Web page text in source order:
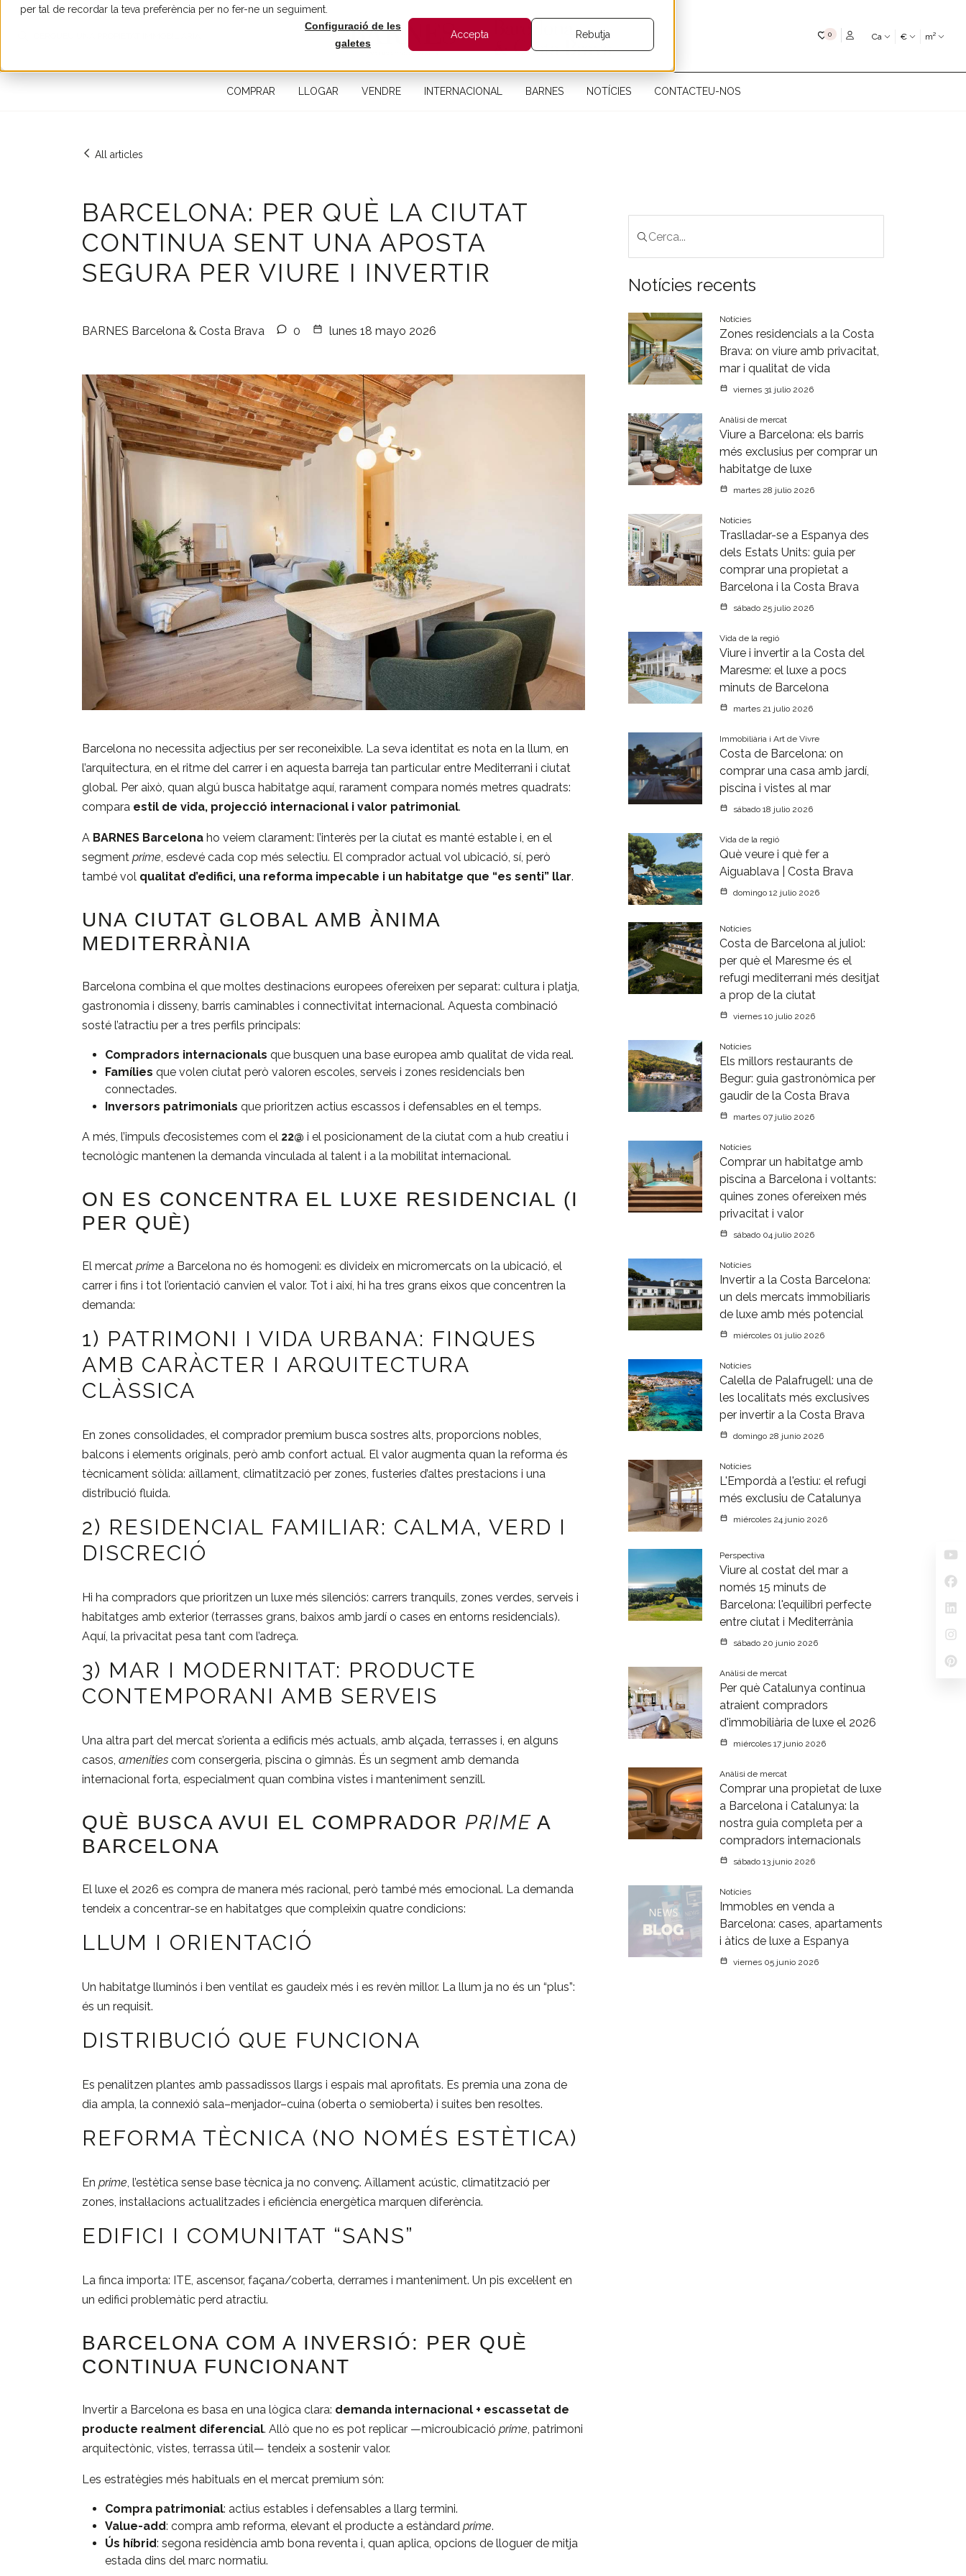
per tal de recordar la teva preferència per no fer-ne un seguiment.
Configuració de les
galetes
Accepta Rebutja 0My favouritesCa € m²
COMPRAR LLOGAR VENDRE INTERNACIONAL BARNES NOTÍCIES CONTACTEU-NOS
All articles
BARCELONA: PER QUÈ LA CIUTAT
CONTINUA SENT UNA APOSTA
SEGURA PER VIURE I INVERTIR
BARNES Barcelona & Costa Brava 0 lunes 18 mayo 2026
Barcelona no necessita adjectius per ser reconeixible. La seva identitat es nota en la llum, en
l’arquitectura, en el ritme del carrer i en aquesta barreja tan particular entre Mediterrani i ciutat
global. Per això, quan algú busca habitatge aquí, rarament compara només metres quadrats:
compara estil de vida, projecció internacional i valor patrimonial.
A BARNES Barcelona ho veiem clarament: l’interès per la ciutat es manté estable i, en el
segment prime, esdevé cada cop més selectiu. El comprador actual vol ubicació, sí, però
també vol qualitat d’edifici, una reforma impecable i un habitatge que “es senti” llar.
UNA CIUTAT GLOBAL AMB ÀNIMA
MEDITERRÀNIA
Barcelona combina el que moltes destinacions europees ofereixen per separat: cultura i platja,
gastronomia i disseny, barris caminables i connectivitat internacional. Aquesta combinació
sosté l’atractiu per a tres perfils principals:
Compradors internacionals que busquen una base europea amb qualitat de vida real.
Famílies que volen ciutat però valoren escoles, serveis i zones residencials ben
connectades.
Inversors patrimonials que prioritzen actius escassos i defensables en el temps.
A més, l’impuls d’ecosistemes com el 22@ i el posicionament de la ciutat com a hub creatiu i
tecnològic mantenen la demanda vinculada al talent i a la mobilitat internacional.
ON ES CONCENTRA EL LUXE RESIDENCIAL (I
PER QUÈ)
El mercat prime a Barcelona no és homogeni: es divideix en micromercats on la ubicació, el
carrer i fins i tot l’orientació canvien el valor. Tot i així, hi ha tres grans eixos que concentren la
demanda:
1) PATRIMONI I VIDA URBANA: FINQUES
AMB CARÀCTER I ARQUITECTURA
CLÀSSICA
En zones consolidades, el comprador premium busca sostres alts, proporcions nobles,
balcons i elements originals, però amb confort actual. El valor augmenta quan la reforma és
tècnicament sòlida: aïllament, climatització per zones, fusteries d’altes prestacions i una
distribució fluida.
2) RESIDENCIAL FAMILIAR: CALMA, VERD I
DISCRECIÓ
Hi ha compradors que prioritzen un luxe més silenciós: carrers tranquils, zones verdes, serveis i
habitatges amb exterior (terrasses grans, baixos amb jardí o cases en entorns residencials).
Aquí, la privacitat pesa tant com l’adreça.
3) MAR I MODERNITAT: PRODUCTE
CONTEMPORANI AMB SERVEIS
Una altra part del mercat s’orienta a edificis més actuals, amb alçada, terrasses i, en alguns
casos, amenities com consergeria, piscina o gimnàs. És un segment amb demanda
internacional forta, especialment quan combina vistes i manteniment senzill.
QUÈ BUSCA AVUI EL COMPRADOR PRIME A
BARCELONA
El luxe el 2026 es compra de manera més racional, però també més emocional. La demanda
tendeix a concentrar-se en habitatges que compleixin quatre condicions:
LLUM I ORIENTACIÓ
Un habitatge lluminós i ben ventilat es gaudeix més i es revèn millor. La llum ja no és un “plus”:
és un requisit.
DISTRIBUCIÓ QUE FUNCIONA
Es penalitzen plantes amb passadissos llargs i espais mal aprofitats. Es premia una zona de
dia ampla, la connexió sala–menjador–cuina (oberta o semioberta) i suites ben resoltes.
REFORMA TÈCNICA (NO NOMÉS ESTÈTICA)
En prime, l’estètica sense base tècnica ja no convenç. Aïllament acústic, climatització per
zones, instal·lacions actualitzades i eficiència energètica marquen diferència.
EDIFICI I COMUNITAT “SANS”
La finca importa: ITE, ascensor, façana/coberta, derrames i manteniment. Un pis excel·lent en
un edifici problemàtic perd atractiu.
BARCELONA COM A INVERSIÓ: PER QUÈ
CONTINUA FUNCIONANT
Invertir a Barcelona es basa en una lògica clara: demanda internacional + escassetat de
producte realment diferencial. Allò que no es pot replicar —microubicació prime, patrimoni
arquitectònic, vistes, terrassa útil— tendeix a sostenir valor.
Les estratègies més habituals en el mercat premium són:
Compra patrimonial: actius estables i defensables a llarg termini.
Value-add: compra amb reforma, elevant el producte a estàndard prime.
Ús híbrid: segona residència amb bona reventa i, quan aplica, opcions de lloguer de mitja
estada dins del marc normatiu.
Notícies recents
Notícies
Zones residencials a la Costa
Brava: on viure amb privacitat,
mar i qualitat de vida
viernes 31 julio 2026
Anàlisi de mercat
Viure a Barcelona: els barris
més exclusius per comprar un
habitatge de luxe
martes 28 julio 2026
Notícies
Traslladar-se a Espanya des
dels Estats Units: guia per
comprar una propietat a
Barcelona i la Costa Brava
sábado 25 julio 2026
Vida de la regió
Viure i invertir a la Costa del
Maresme: el luxe a pocs
minuts de Barcelona
martes 21 julio 2026
Immobiliària i Art de Vivre
Costa de Barcelona: on
comprar una casa amb jardí,
piscina i vistes al mar
sábado 18 julio 2026
Vida de la regió
Què veure i què fer a
Aiguablava | Costa Brava
domingo 12 julio 2026
Notícies
Costa de Barcelona al juliol:
per què el Maresme és el
refugi mediterrani més desitjat
a prop de la ciutat
viernes 10 julio 2026
Notícies
Els millors restaurants de
Begur: guia gastronòmica per
gaudir de la Costa Brava
martes 07 julio 2026
Notícies
Comprar un habitatge amb
piscina a Barcelona i voltants:
quines zones ofereixen més
privacitat i valor
sábado 04 julio 2026
Notícies
Invertir a la Costa Barcelona:
un dels mercats immobiliaris
de luxe amb més potencial
miércoles 01 julio 2026
Notícies
Calella de Palafrugell: una de
les localitats més exclusives
per invertir a la Costa Brava
domingo 28 junio 2026
Notícies
L'Empordà a l'estiu: el refugi
més exclusiu de Catalunya
miércoles 24 junio 2026
Perspectiva
Viure al costat del mar a
només 15 minuts de
Barcelona: l'equilibri perfecte
entre ciutat i Mediterrània
sábado 20 junio 2026
Anàlisi de mercat
Per què Catalunya continua
atraient compradors
d'immobiliària de luxe el 2026
miércoles 17 junio 2026
Anàlisi de mercat
Comprar una propietat de luxe
a Barcelona i Catalunya: la
nostra guia completa per a
compradors internacionals
sábado 13 junio 2026
Notícies
Immobles en venda a
Barcelona: cases, apartaments
i àtics de luxe a Espanya
viernes 05 junio 2026